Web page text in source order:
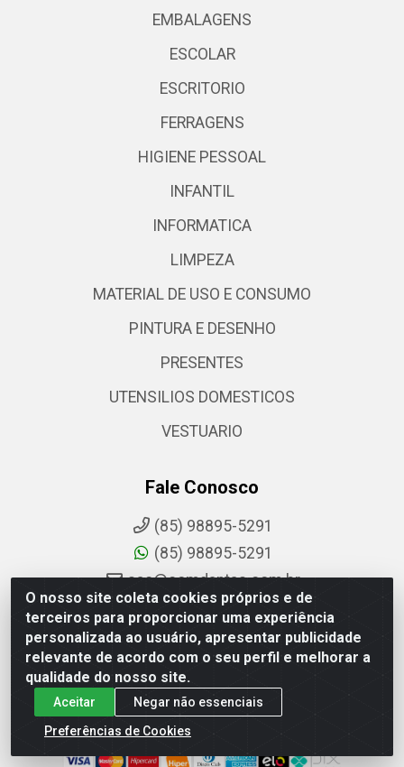
O nosso site coleta cookies próprios e de
terceiros para proporcionar uma experiência
personalizada ao usuário, apresentar publicidade
relevante de acordo com o seu perfil e melhorar a
qualidade do nosso site.
Aceitar
Negar não essenciais
Preferências de Cookies
EMBALAGENS
ESCOLAR
ESCRITORIO
FERRAGENS
HIGIENE PESSOAL
INFANTIL
INFORMATICA
LIMPEZA
MATERIAL DE USO E CONSUMO
PINTURA E DESENHO
PRESENTES
UTENSILIOS DOMESTICOS
VESTUARIO
Fale Conosco
(85) 98895-5291
(85) 98895-5291
sac@comdantas.com.br
Fale Conosco
Instagram
Facebook
Formas de Pagamento